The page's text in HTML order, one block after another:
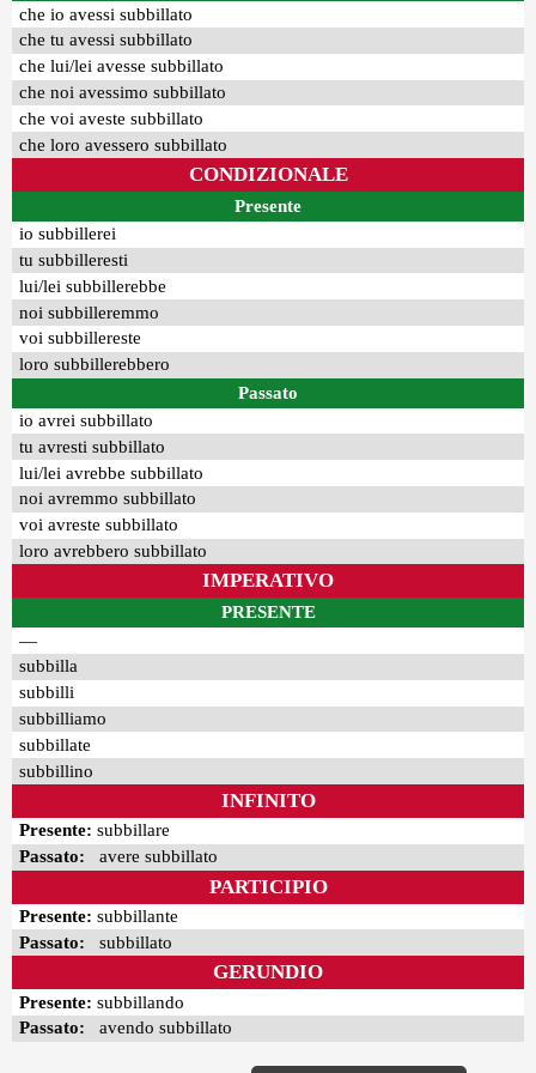
che io avessi subbillato
che tu avessi subbillato
che lui/lei avesse subbillato
che noi avessimo subbillato
che voi aveste subbillato
che loro avessero subbillato
CONDIZIONALE
Presente
io subbillerei
tu subbilleresti
lui/lei subbillerebbe
noi subbilleremmo
voi subbillereste
loro subbillerebbero
Passato
io avrei subbillato
tu avresti subbillato
lui/lei avrebbe subbillato
noi avremmo subbillato
voi avreste subbillato
loro avrebbero subbillato
IMPERATIVO
PRESENTE
—
subbilla
subbilli
subbilliamo
subbillate
subbillino
INFINITO
Presente: subbillare
Passato: avere subbillato
PARTICIPIO
Presente: subbillante
Passato: subbillato
GERUNDIO
Presente: subbillando
Passato: avendo subbillato